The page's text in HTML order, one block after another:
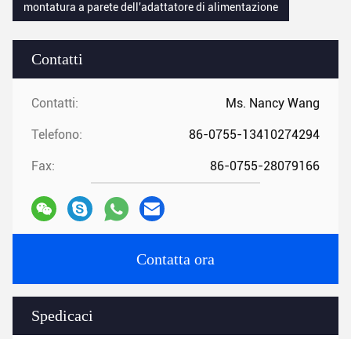
Contatti
Contatti: Ms. Nancy Wang
Telefono: 86-0755-13410274294
Fax: 86-0755-28079166
Contatta ora
Spedicaci
montatura a parete dell'adattatore di alimentazione